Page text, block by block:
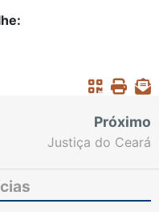
Próximo
Justiça do Ceará
Extensões do Centro
Judiciário de Solução